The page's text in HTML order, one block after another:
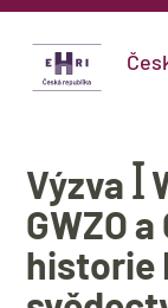
Výzva ꟾ
GWZO
historie